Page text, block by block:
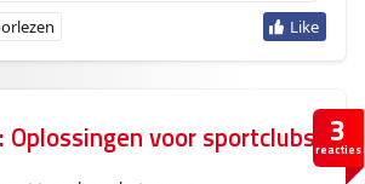
3
reacties
Oplossingen voor sportclubs